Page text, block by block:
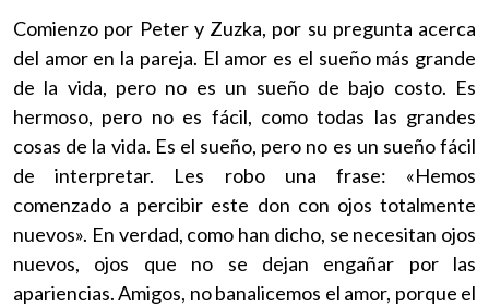
Comienzo por Peter y Zuzka, por su pregunta acerca
del amor en la pareja. El amor es el sueño más grande
de la vida, pero no es un sueño de bajo costo. Es
hermoso, pero no es fácil, como todas las grandes
cosas de la vida. Es el sueño, pero no es un sueño fácil
de interpretar. Les robo una frase: «Hemos
comenzado a percibir este don con ojos totalmente
nuevos». En verdad, como han dicho, se necesitan ojos
nuevos, ojos que no se dejan engañar por las
apariencias. Amigos, no banalicemos el amor, porque el